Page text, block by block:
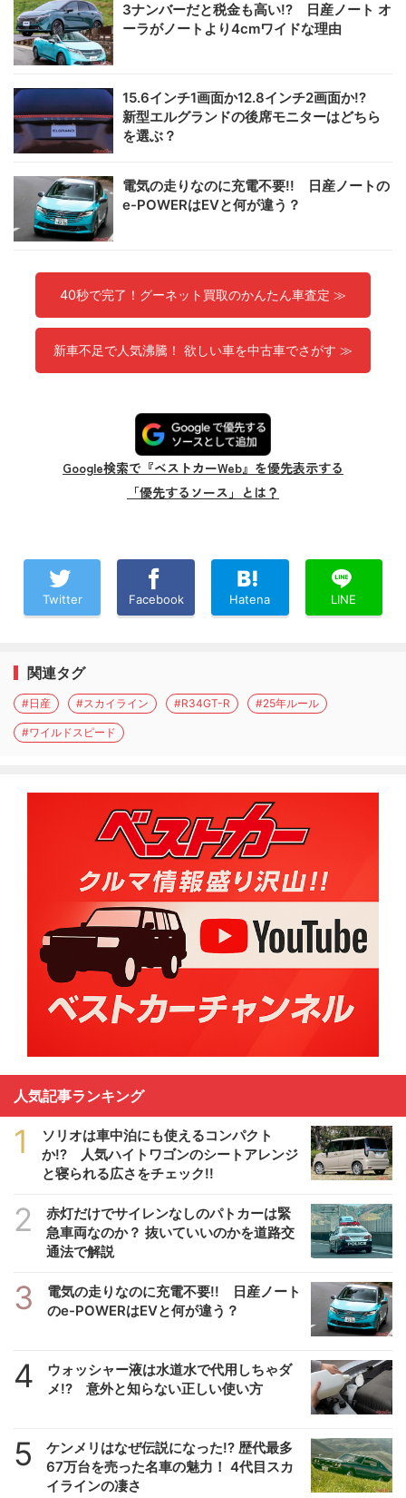
3ナンバーだと税金も高い!? 日産ノート オ
ーラがノートより4cmワイドな理由
15.6インチ1画面か12.8インチ2画面か!?
新型エルグランドの後席モニターはどちら
を選ぶ？
電気の走りなのに充電不要!! 日産ノートの
e-POWERはEVと何が違う？
40秒で完了！グーネット買取のかんたん車査定 ≫
新車不足で人気沸騰！ 欲しい車を中古車でさがす ≫
Google検索で『ベストカーWeb』を優先表示する
「優先するソース」とは？
Twitter Facebook Hatena LINE
関連タグ
#日産 #スカイライン #R34GT-R #25年ルール
#ワイルドスピード
人気記事ランキング
1
ソリオは車中泊にも使えるコンパクト
か!? 人気ハイトワゴンのシートアレンジ
と寝られる広さをチェック!!
2
赤灯だけでサイレンなしのパトカーは緊
急車両なのか？ 抜いていいのかを道路交
通法で解説
3
電気の走りなのに充電不要!! 日産ノート
のe-POWERはEVと何が違う？
4
ウォッシャー液は水道水で代用しちゃダ
メ!? 意外と知らない正しい使い方
5
ケンメリはなぜ伝説になった!? 歴代最多
67万台を売った名車の魅力！ 4代目スカ
イラインの凄さ